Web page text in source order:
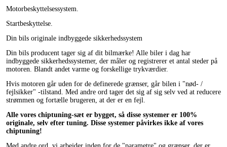
Motorbeskyttelsessystem.
Startbeskyttelse.
Din bils originale indbyggede sikkerhedssystem
Din bils producent tager sig af dit bilmærke! Alle biler i dag har
indbyggede sikkerhedssystemer, der måler og registrerer et antal steder på
motoren. Blandt andet varme og forskellige trykværdier.
Hvis motoren går uden for de definerede grænser, går bilen i "nød- /
fejlsikker" -tilstand. Med andre ord tager det sig af sig selv ved at reducere
strømmen og fortælle brugeren, at der er en fejl.
Alle vores chiptuning-sæt er bygget, så disse systemer er 100%
originale, selv efter tuning. Disse systemer påvirkes ikke af vores
chiptuning!